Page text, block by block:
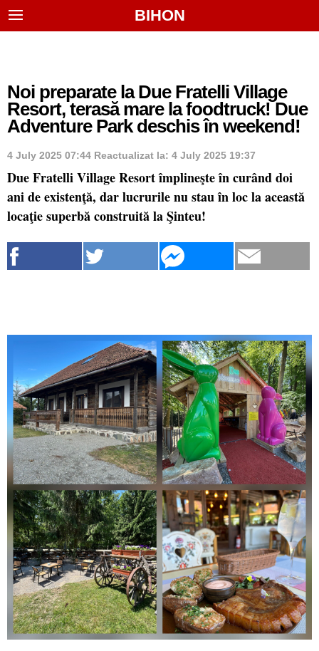
BIHON
Noi preparate la Due Fratelli Village
Resort, terasă mare la foodtruck! Due
Adventure Park deschis în weekend!
4 July 2025 07:44 Reactualizat la: 4 July 2025 19:37
Due Fratelli Village Resort împlineşte în curând doi
ani de existenţă, dar lucrurile nu stau în loc la această
locaţie superbă construită la Şinteu!